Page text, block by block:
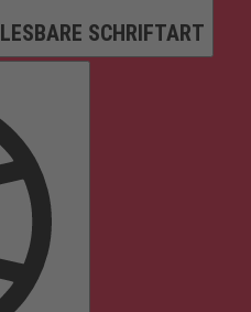
LESBARE SCHRIFTART